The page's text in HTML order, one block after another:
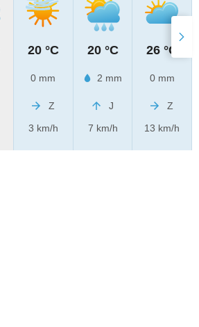
20 °C
0 mm
Z
3 km/h
20 °C
2 mm
J
7 km/h
26 °C
0 mm
Z
13 km/h